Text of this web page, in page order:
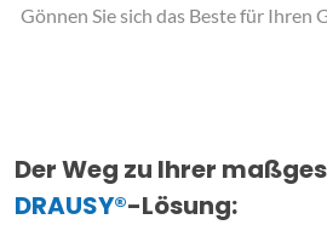
Gönnen Sie sich das Beste für Ihren
Der Weg zu Ihrer
DRAUSY®-Lösung: